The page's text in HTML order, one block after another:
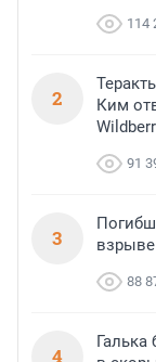
114
2
Ким
91
3
88
4
Галька